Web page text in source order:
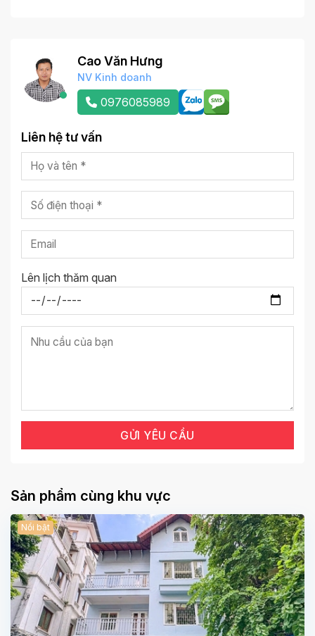
Cao Văn Hưng
NV Kinh doanh
0976085989
Liên hệ tư vấn
Lên lịch thăm quan
Sản phẩm cùng khu vực
Nổi bật